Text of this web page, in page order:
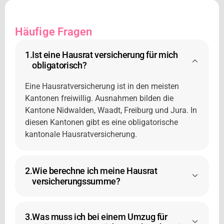
Häufige Fragen
1.Ist eine Hausrat versicherung für mich
obligatorisch?
Eine Hausratversicherung ist in den meisten
Kantonen freiwillig. Ausnahmen bilden die
Kantone Nidwalden, Waadt, Freiburg und Jura. In
diesen Kantonen gibt es eine obligatorische
kantonale Hausratversicherung.
2.Wie berechne ich meine Hausrat
versicherungssumme?
3.Was muss ich bei einem Umzug für